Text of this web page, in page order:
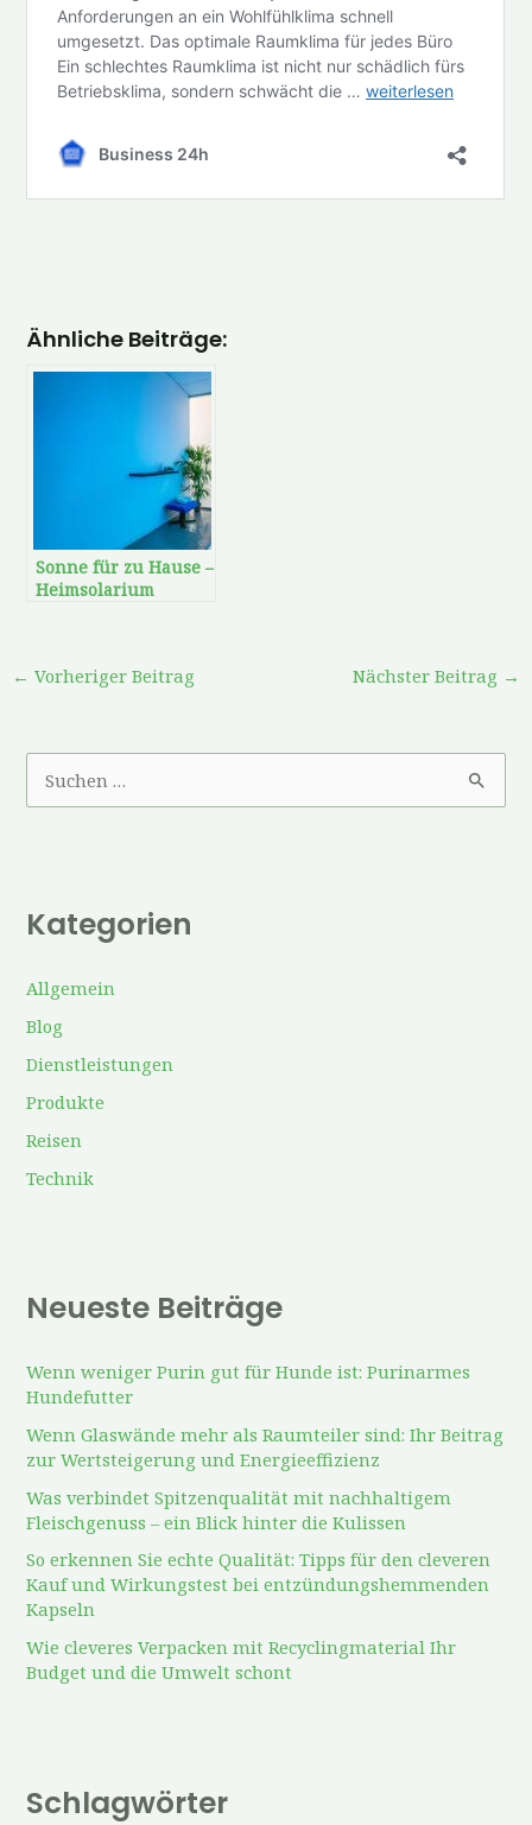
Ähnliche Beiträge:
Sonne für zu Hause –
Heimsolarium
← Vorheriger Beitrag Nächster Beitrag →
e
n
a
c
h
Kategorien
Allgemein
Blog
Dienstleistungen
Produkte
Reisen
Technik
Neueste Beiträge
Wenn weniger Purin gut für Hunde ist: Purinarmes
Hundefutter
Wenn Glaswände mehr als Raumteiler sind: Ihr Beitrag
zur Wertsteigerung und Energieeffizienz
Was verbindet Spitzenqualität mit nachhaltigem
Fleischgenuss – ein Blick hinter die Kulissen
So erkennen Sie echte Qualität: Tipps für den cleveren
Kauf und Wirkungstest bei entzündungshemmenden
Kapseln
Wie cleveres Verpacken mit Recyclingmaterial Ihr
Budget und die Umwelt schont
Schlagwörter